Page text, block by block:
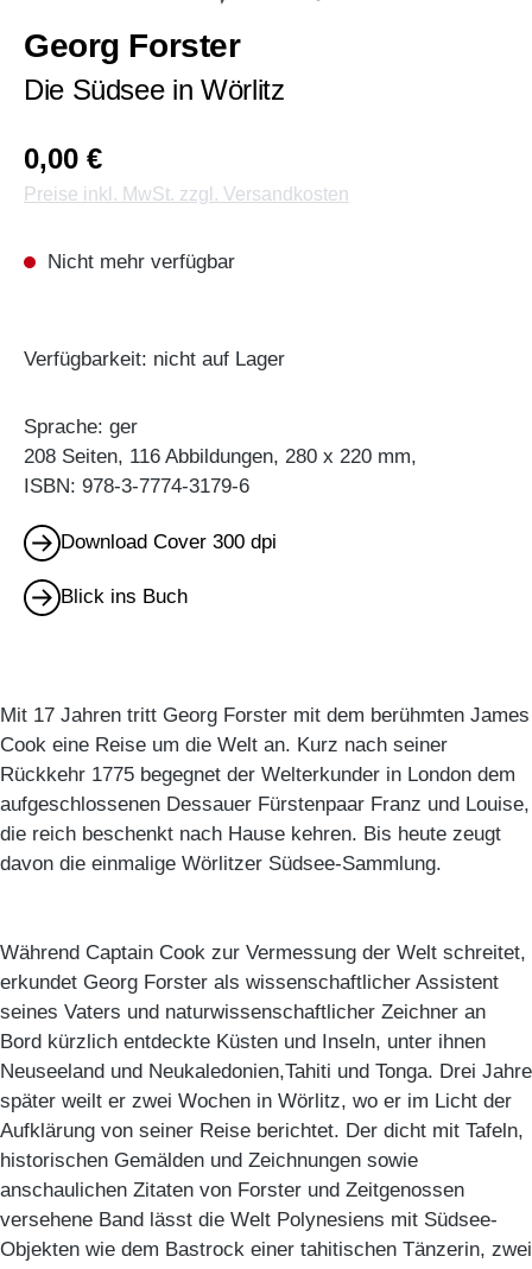
Georg Forster
Die Südsee in Wörlitz
0,00 €
Preise inkl. MwSt. zzgl. Versandkosten
Nicht mehr verfügbar
Verfügbarkeit: nicht auf Lager
Sprache: ger
208 Seiten, 116 Abbildungen, 280 x 220 mm,
ISBN: 978-3-7774-3179-6
Download Cover 300 dpi
Blick ins Buch
Mit 17 Jahren tritt Georg Forster mit dem berühmten James
Cook eine Reise um die Welt an. Kurz nach seiner
Rückkehr 1775 begegnet der Welterkunder in London dem
aufgeschlossenen Dessauer Fürstenpaar Franz und Louise,
die reich beschenkt nach Hause kehren. Bis heute zeugt
davon die einmalige Wörlitzer Südsee-Sammlung.
Während Captain Cook zur Vermessung der Welt schreitet,
erkundet Georg Forster als wissenschaftlicher Assistent
seines Vaters und naturwissenschaftlicher Zeichner an
Bord kürzlich entdeckte Küsten und Inseln, unter ihnen
Neuseeland und Neukaledonien,Tahiti und Tonga. Drei Jahre
später weilt er zwei Wochen in Wörlitz, wo er im Licht der
Aufklärung von seiner Reise berichtet. Der dicht mit Tafeln,
historischen Gemälden und Zeichnungen sowie
anschaulichen Zitaten von Forster und Zeitgenossen
versehene Band lässt die Welt Polynesiens mit Südsee-
Objekten wie dem Bastrock einer tahitischen Tänzerin, zwei